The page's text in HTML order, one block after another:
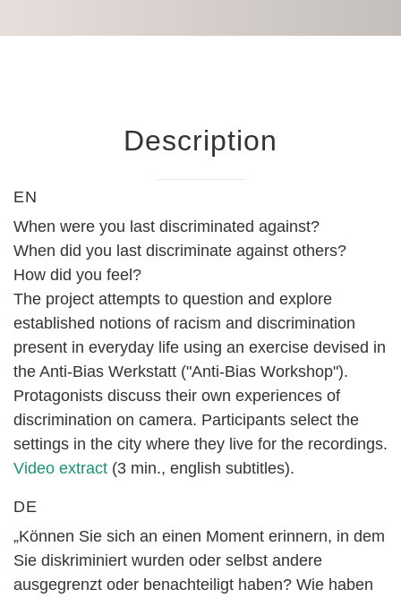
Description
EN
When were you last discriminated against?
When did you last discriminate against others?
How did you feel?
The project attempts to question and explore
established notions of racism and discrimination
present in everyday life using an exercise devised in
the Anti-Bias Werkstatt ("Anti-Bias Workshop").
Protagonists discuss their own experiences of
discrimination on camera. Participants select the
settings in the city where they live for the recordings.
Video extract (3 min., english subtitles).
DE
„Können Sie sich an einen Moment erinnern, in dem
Sie diskriminiert wurden oder selbst andere
ausgegrenzt oder benachteiligt haben? Wie haben